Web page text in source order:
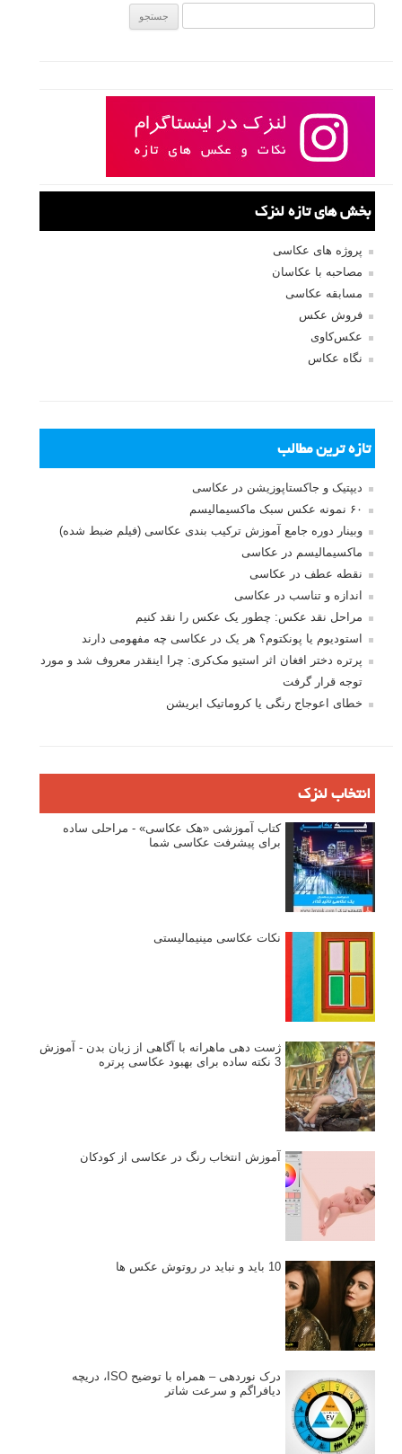
بخش های تازه لنزک
پروژه های عکاسی
مصاحبه با عکاسان
مسابقه عکاسی
فروش عکس
عکس‌کاوی
نگاه عکاس
تازه ترین مطالب
دیپتیک و جاکستا‌پوزیشن در عکاسی
۶۰ نمونه عکس سبک ماکسیمالیسم
وبینار دوره جامع آموزش ترکیب بندی عکاسی (فیلم ضبط شده)
ماکسیمالیسم در عکاسی
نقطه عطف در عکاسی
اندازه و تناسب در عکاسی
مراحل نقد عکس: چطور یک عکس را نقد کنیم
استودیوم یا پونکتوم؟ هر یک در عکاسی چه مفهومی دارند
پرتره دختر افغان اثر استیو مک‌کری: چرا اینقدر معروف شد و مورد
توجه قرار گرفت
خطای اعوجاج رنگی یا کروماتیک ابریشن
انتخاب لنزک
کتاب آموزشی «هک عکاسی» - مراحلی ساده
برای پیشرفت عکاسی شما
نکات عکاسی مینیمالیستی
ژست دهی ماهرانه با آگاهی از زبان بدن - آموزش
3 نکته ساده برای بهبود عکاسی پرتره
آموزش انتخاب رنگ در عکاسی از کودکان
10 باید و نباید در روتوش عکس ها
درک نوردهی – همراه با توضیح ISO، دریچه
دیافراگم و سرعت شاتر